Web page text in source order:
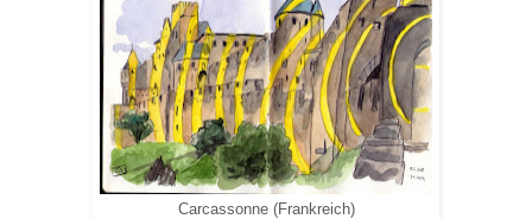
Carcassonne (Frankreich)